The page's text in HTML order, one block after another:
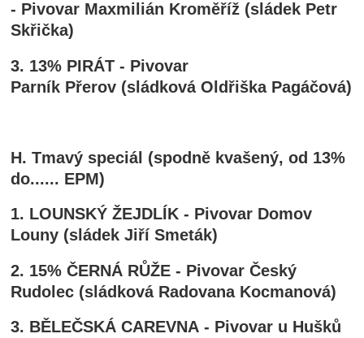
- Pivovar Maxmilián Kroměříž (sládek Petr
Skřička)
3. 13% PIRÁT - Pivovar
Parník Přerov (sládková Oldřiška Pagáčová)
H. Tmavý speciál (spodně kvašený, od 13%
do...... EPM)
1. LOUNSKÝ ŽEJDLÍK - Pivovar Domov
Louny (sládek Jiří Smeták)
2. 15% ČERNÁ RŮŽE - Pivovar Český
Rudolec (sládková Radovana Kocmanová)
3. BĚLEČSKÁ CAREVNA - Pivovar u Hušků